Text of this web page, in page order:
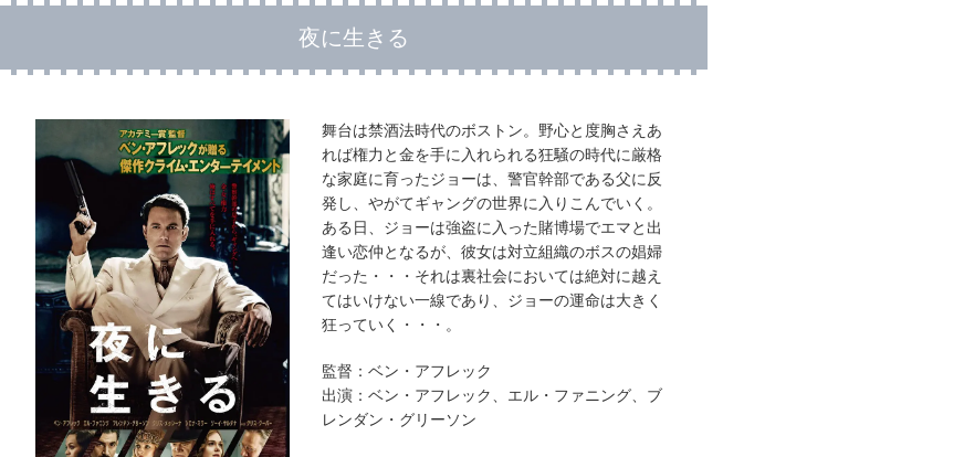
夜に生きる
舞台は禁酒法時代のボストン。野心と度胸さえあ
れば権力と金を手に入れられる狂騒の時代に厳格
な家庭に育ったジョーは、警官幹部である父に反
発し、やがてギャングの世界に入りこんでいく。
ある日、ジョーは強盗に入った賭博場でエマと出
逢い恋仲となるが、彼女は対立組織のボスの娼婦
だった・・・それは裏社会においては絶対に越え
てはいけない一線であり、ジョーの運命は大きく
狂っていく・・・。
監督：ベン・アフレック
出演：ベン・アフレック、エル・ファニング、ブ
レンダン・グリーソン